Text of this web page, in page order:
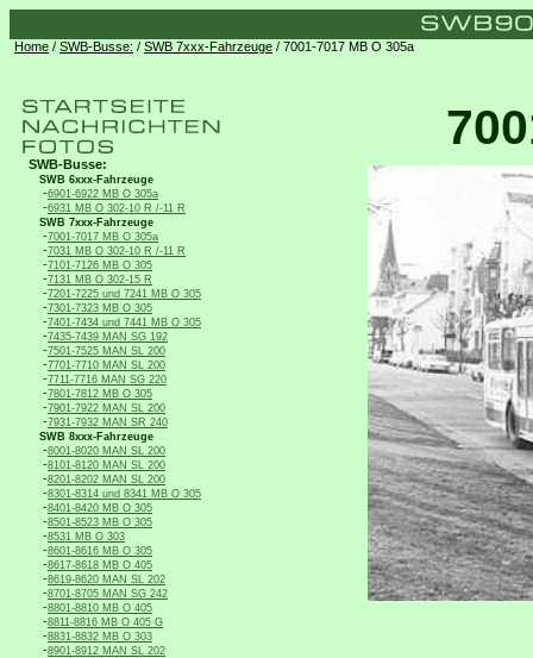
Home / SWB-Busse: / SWB 7xxx-Fahrzeuge / 7001-7017 MB O 305a
SWB-Busse:
SWB 6xxx-Fahrzeuge
-6901-6922 MB O 305a
-6931 MB O 302-10 R /-11 R
SWB 7xxx-Fahrzeuge
-7001-7017 MB O 305a
-7031 MB O 302-10 R /-11 R
-7101-7126 MB O 305
-7131 MB O 302-15 R
-7201-7225 und 7241 MB O 305
-7301-7323 MB O 305
-7401-7434 und 7441 MB O 305
-7435-7439 MAN SG 192
-7501-7525 MAN SL 200
-7701-7710 MAN SL 200
-7711-7716 MAN SG 220
-7801-7812 MB O 305
-7901-7922 MAN SL 200
-7931-7932 MAN SR 240
SWB 8xxx-Fahrzeuge
-8001-8020 MAN SL 200
-8101-8120 MAN SL 200
-8201-8202 MAN SL 200
-8301-8314 und 8341 MB O 305
-8401-8420 MB O 305
-8501-8523 MB O 305
-8531 MB O 303
-8601-8616 MB O 305
-8617-8618 MB O 405
-8619-8620 MAN SL 202
-8701-8705 MAN SG 242
-8801-8810 MB O 405
-8811-8816 MB O 405 G
-8831-8832 MB O 303
-8901-8912 MAN SL 202